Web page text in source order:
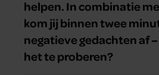
helpen. In combinatie
kom jij binnen twee
negatieve gedachten af
het te proberen?